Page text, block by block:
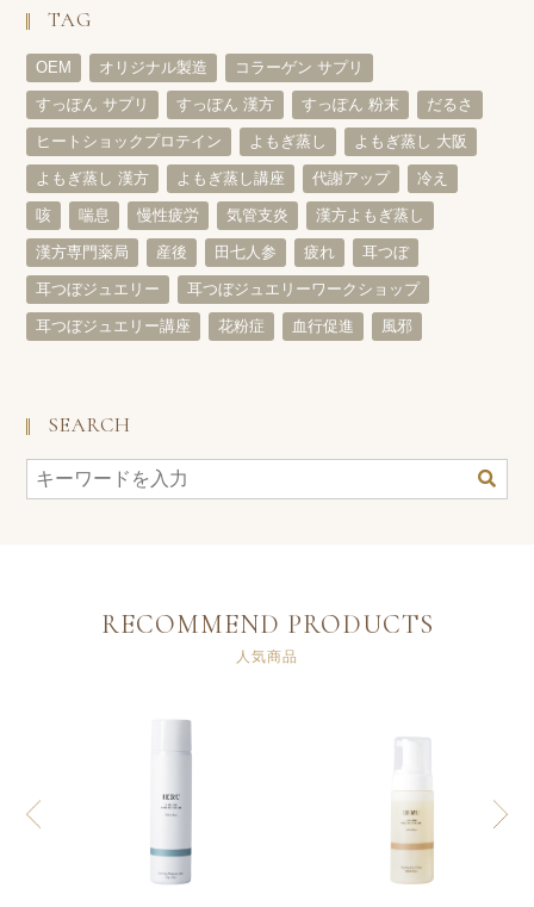
TAG
OEM オリジナル製造 コラーゲン サプリ
すっぽん サプリ すっぽん 漢方 すっぽん 粉末 だるさ
ヒートショックプロテイン よもぎ蒸し よもぎ蒸し 大阪
よもぎ蒸し 漢方 よもぎ蒸し講座 代謝アップ 冷え
咳 喘息 慢性疲労 気管支炎 漢方よもぎ蒸し
漢方専門薬局 産後 田七人参 疲れ 耳つぼ
耳つぼジュエリー 耳つぼジュエリーワークショップ
耳つぼジュエリー講座 花粉症 血行促進 風邪
SEARCH
RECOMMEND PRODUCTS
人気商品